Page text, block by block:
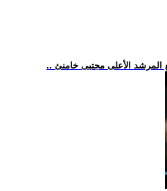
المرشد الأعلى مجتبى خامنئ